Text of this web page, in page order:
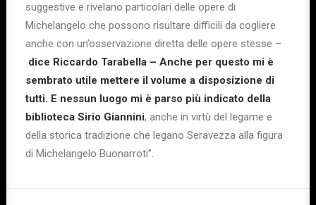
suggestive e rivelano particolari delle opere di
Michelangelo che possono risultare difficili da cogliere
anche con un’osservazione diretta delle opere stesse –
dice Riccardo Tarabella – Anche per questo mi è
sembrato utile mettere il volume a disposizione di
tutti. E nessun luogo mi è parso più indicato della
biblioteca Sirio Giannini, anche in virtù del legame e
della storica tradizione che legano Seravezza alla figura
di Michelangelo Buonarroti”.